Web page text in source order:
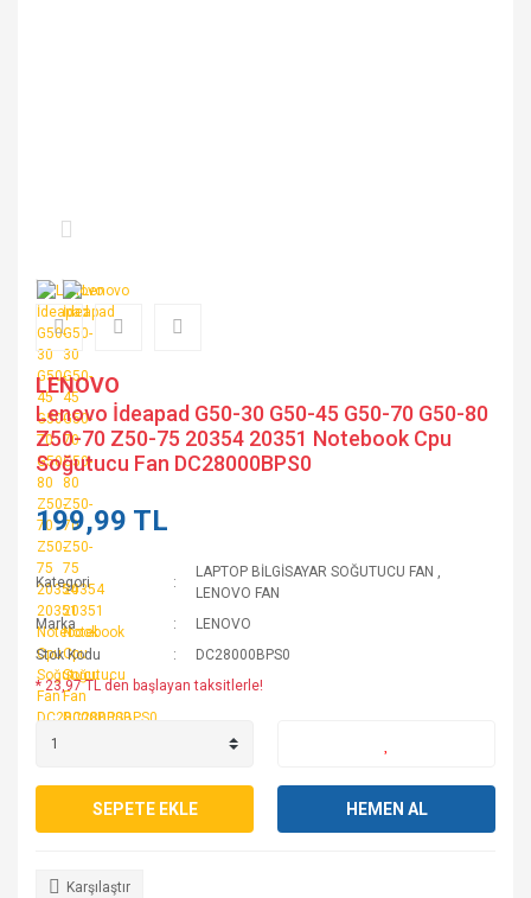
LENOVO
Lenovo İdeapad G50-30 G50-45 G50-70 G50-80
Z50-70 Z50-75 20354 20351 Notebook Cpu
Soğutucu Fan DC28000BPS0
199,99 TL
Kategori
LAPTOP BİLGİSAYAR SOĞUTUCU FAN ,
LENOVO FAN
Marka
LENOVO
Stok Kodu
DC28000BPS0
* 23,97 TL den başlayan taksitlerle!
SEPETE EKLE HEMEN AL
Karşılaştır